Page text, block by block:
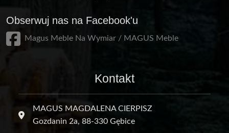
Obserwuj nas na Facebook'u
Magus Meble Na Wymiar / MAGUS Meble
Kontakt
MAGUS MAGDALENA CIERPISZ
Gozdanin 2a, 88-330 Gębice